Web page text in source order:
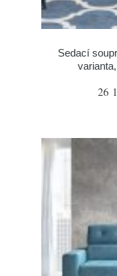
Sedací
26